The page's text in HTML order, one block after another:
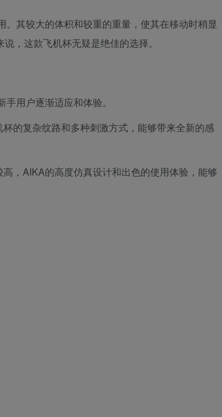
其较大的体积和较重的重量，使其在移动时稍显
，这款飞机杯无疑是绝佳的选择。
用户逐渐适应和体验。
的复杂纹路和多种刺激方式，能够带来全新的感
，AIKA的高度仿真设计和出色的使用体验，能够